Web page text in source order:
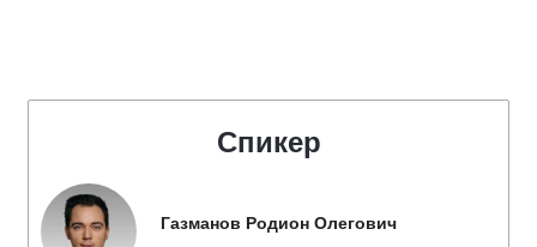
Спикер
Газманов Родион Олегович